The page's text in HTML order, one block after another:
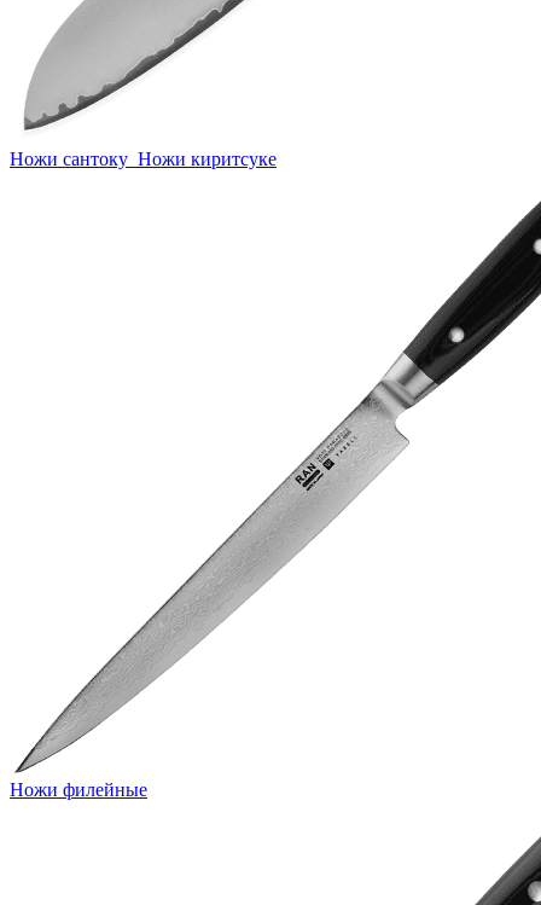
Ножи сантоку Ножи киритсуке
Ножи филейные